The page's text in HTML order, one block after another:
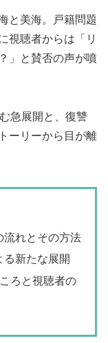
と美海。戸籍問題
視聴者からは「リ
」と賛否の声が噴
急展開と、復讐
ーリーから目が離
流れとその方法
新たな展開
ろと視聴者の